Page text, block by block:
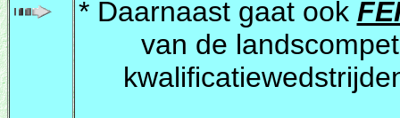
* Daarnaast gaat ook
van de